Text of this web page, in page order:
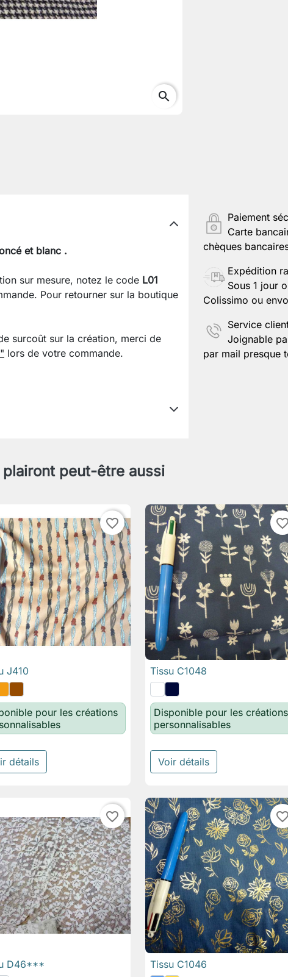
search
Paiement
Carte
chèques
Expédition
Sous 1 jour
Colissimo ou
Service
Joignable
par mail presque
et blanc .
sur mesure, notez le code L01
Pour retourner sur la boutique
surcoût sur la création, merci de
lors de votre commande.
peut-être aussi
favorite_border
 Aperçu rapide
J410
pour les créations
détails
favorite_border
 Aperçu rapide
Tissu C1048
Disponible pour les créations
personnalisables
Voir détails
favorite_border
 Aperçu rapide
D46***
favorite_border
 Aperçu rapide
Tissu C1046